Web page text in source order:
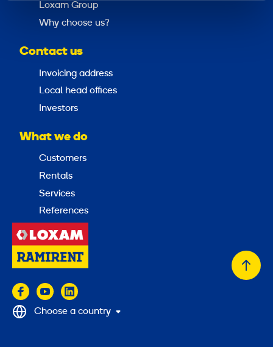
Loxam Group
Why choose us?
Contact us
Invoicing address
Local head offices
Investors
What we do
Customers
Rentals
Services
References
Back
Choose a country